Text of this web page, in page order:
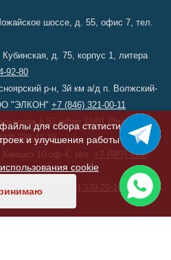
шоссе, д. 55, офис 7, тел.
д. 75, корпус 1, литера
92-80
р-н, 3й км а/д п. Волжский-
"ЭЛКОН" +7 (846) 321-00-11
д.51 офис 11/01 (бизнес-
378-41-18
Кияшко 10 оф 4, тел. +7 (987) 950-
д. 6, тел. +7 (914) 339-20-10
для сбора статистики,
и улучшения работы
cookie